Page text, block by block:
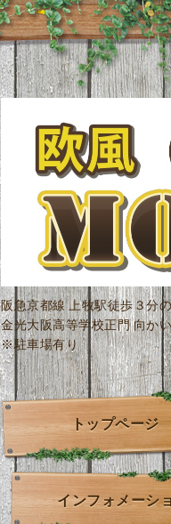
阪急京都線 上牧駅徒歩３分
金光大阪高等学校正門 向か
※駐車場有り
トップページ
インフォメーシ